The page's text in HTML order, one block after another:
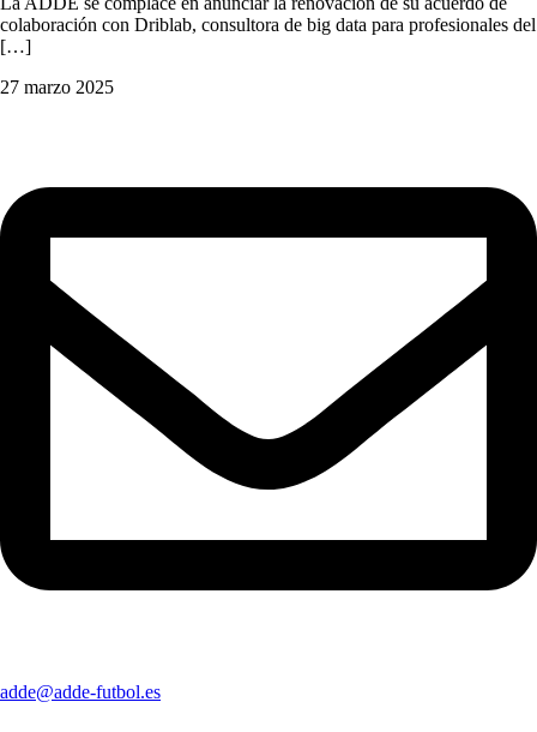
colaboración con Driblab, consultora de big data para profesionales del
[…]
27 marzo 2025
adde@adde-futbol.es